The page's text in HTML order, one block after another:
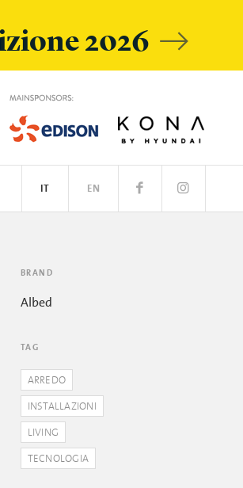
2026
EN
IT
BRAND
Albed
TAG
ARREDO
INSTALLAZIONI
LIVING
TECNOLOGIA